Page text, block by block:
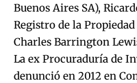
Buenos Aires SA),
Registro de la
Charles Barrington
La ex Procuraduría de
denunció en 2012 en